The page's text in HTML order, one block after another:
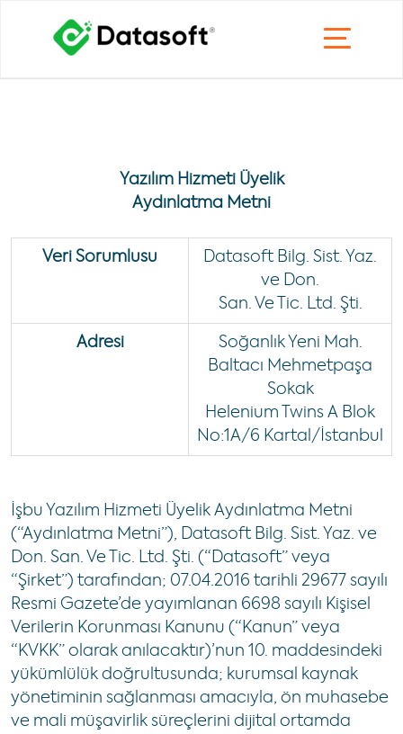
Yazılım Hizmeti Üyelik
Aydınlatma Metni
Veri Sorumlusu
Datasoft Bilg. Sist. Yaz.
ve Don.
San. Ve Tic. Ltd. Şti.
Adresi
Soğanlık Yeni Mah.
Baltacı Mehmetpaşa
Sokak
Helenium Twins A Blok
No:1A/6 Kartal/İstanbul
İşbu Yazılım Hizmeti Üyelik Aydınlatma Metni
(“Aydınlatma Metni”), Datasoft Bilg. Sist. Yaz. ve
Don. San. Ve Tic. Ltd. Şti. (“Datasoft” veya
“Şirket”) tarafından; 07.04.2016 tarihli 29677 sayılı
Resmi Gazete’de yayımlanan 6698 sayılı Kişisel
Verilerin Korunması Kanunu (“Kanun” veya
“KVKK” olarak anılacaktır)’nun 10. maddesindeki
yükümlülük doğrultusunda; kurumsal kaynak
yönetiminin sağlanması amacıyla, ön muhasebe
ve mali müşavirlik süreçlerini dijital ortamda